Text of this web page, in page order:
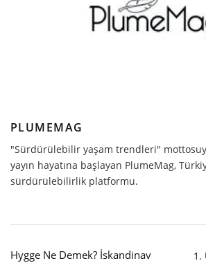
PLUMEMAG
"Sürdürülebilir yaşam trendleri"
yayın hayatına başlayan PlumeMag,
sürdürülebilirlik platformu.
Hygge Ne Demek? İskandinav
1.